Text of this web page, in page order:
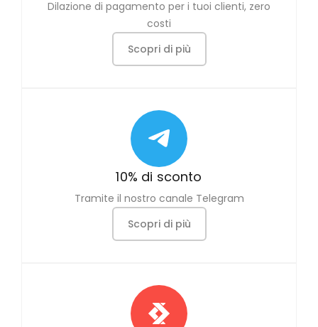
Dilazione di pagamento per i tuoi clienti, zero
costi
Scopri di più
10% di sconto
Tramite il nostro canale Telegram
Scopri di più